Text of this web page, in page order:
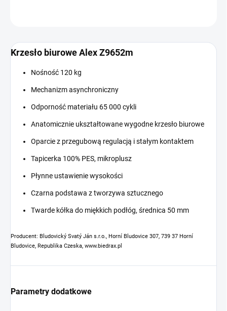
Krzesło biurowe Alex Z9652m
Nośność 120 kg
Mechanizm asynchroniczny
Odporność materiału 65 000 cykli
Anatomicznie ukształtowane wygodne krzesło biurowe
Oparcie z przegubową regulacją i stałym kontaktem
Tapicerka 100% PES, mikroplusz
Płynne ustawienie wysokości
Czarna podstawa z tworzywa sztucznego
Twarde kółka do miękkich podłóg, średnica 50 mm
Producent: Bludovický Svatý Ján s.r.o., Horní Bludovice 307, 739 37 Horní
Bludovice, Republika Czeska, www.biedrax.pl
Parametry dodatkowe